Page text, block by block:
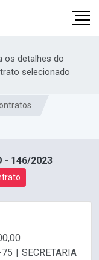
os detalhes do
selecionado
- 146/2023
| SECRETARIA